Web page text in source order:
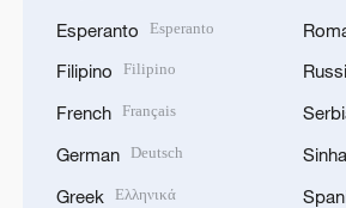
Esperanto Esperanto
Filipino Filipino
French Français
German Deutsch
Greek Ελληνικά